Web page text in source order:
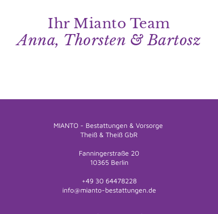
Ihr Mianto Team
Anna, Thorsten & Bartosz
MIANTO - Bestattungen & Vorsorge
Theiß & Theiß GbR
Fanningerstraße 20
10365 Berlin
+49 30 64478228
info@mianto-bestattungen.de